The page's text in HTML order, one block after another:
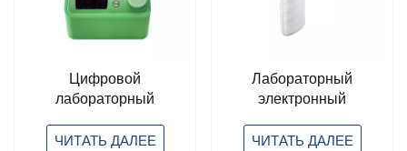
Цифровой
лабораторный
ванной и нагревом
ЧИТАТЬ ДАЛЕЕ
Лабораторный
электронный
электронных пипеток,
ЧИТАТЬ ДАЛЕЕ